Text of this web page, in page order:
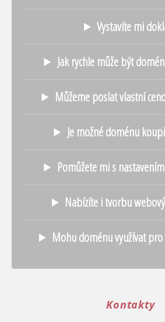
Vystavíte mi
Jak rychle může být
Můžeme poslat vlastní
Je možné doménu
Pomůžete mi s
Nabízíte i tvorbu
Mohu doménu využívat
Kontakty